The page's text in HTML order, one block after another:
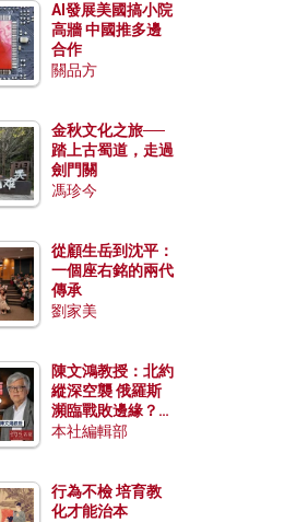
AI發展美國搞小院
高牆 中國推多邊
合作
關品方
金秋文化之旅──
踏上古蜀道，走過
劍門關
馮珍今
從顧生岳到沈平：
一個座右銘的兩代
傳承
劉家美
陳文鴻教授：北約
縱深空襲 俄羅斯
瀕臨戰敗邊緣？中
國零部件能左右戰
本社編輯部
行為不檢 培育教
化才能治本